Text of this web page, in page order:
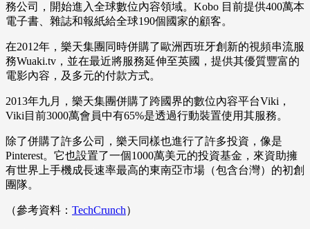
務公司，開始進入全球數位內容領域。Kobo 目前提供400萬本
電子書、雜誌和報紙給全球190個國家的顧客。
在2012年，樂天集團同時併購了歐洲西班牙創新的視頻串流服
務Wuaki.tv，並在最近將服務延伸至英國，提供其優質豐富的
電影內容，及多元的付款方式。
2013年九月，樂天集團併購了跨國界的數位內容平台Viki，
Viki目前3000萬會員中有65%是透過行動裝置使用其服務。
除了併購了許多公司，樂天同樣也進行了許多投資，像是
Pinterest。它也設置了一個1000萬美元的投資基金，來資助擁
有世界上手機成長速率最高的東南亞市場（包含台灣）的初創
團隊。
（參考資料： TechCrunch）